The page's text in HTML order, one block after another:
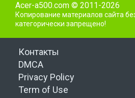
Acer-a500.com © 2011-2026
Копирование материалов сайта
категорически запрещено!
Контакты
DMCA
Privacy Policy
Term of Use